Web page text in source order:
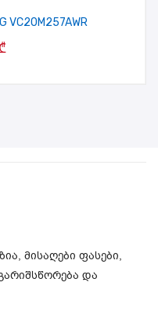
VC20M257AWR
მისაღები ფასები,
და